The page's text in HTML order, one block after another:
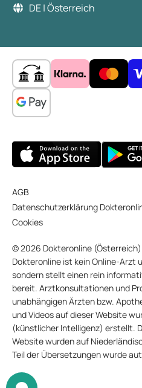
DE | Österreich
AGB
Datenschutzerklärung
Cookies
© 2026 Dokteronline
Dokteronline ist kein Online-Arzt
sondern stellt einen rein
bereit. Arztkonsultationen und
unabhängigen Ärzten bzw.
und Videos auf dieser Website
(künstlicher Intelligenz) erstellt.
Website wurden auf
Teil der Übersetzungen wurde